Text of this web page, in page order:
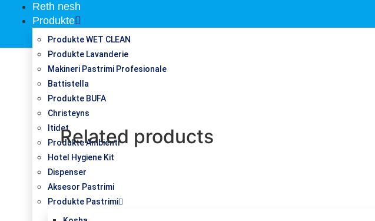
Reth nesh
Produkte
Produkte WET CLEAN
Produkte Lavanderie
Makineri Pastrimi Profesionale
Battistella
Produkte BUFA
Christeyns
Itidet
Produkte Ambienti
Hotel Hygiene Kit
Dispenser
Aksesor Pastrimi
Produkte Pastrimi
Related products